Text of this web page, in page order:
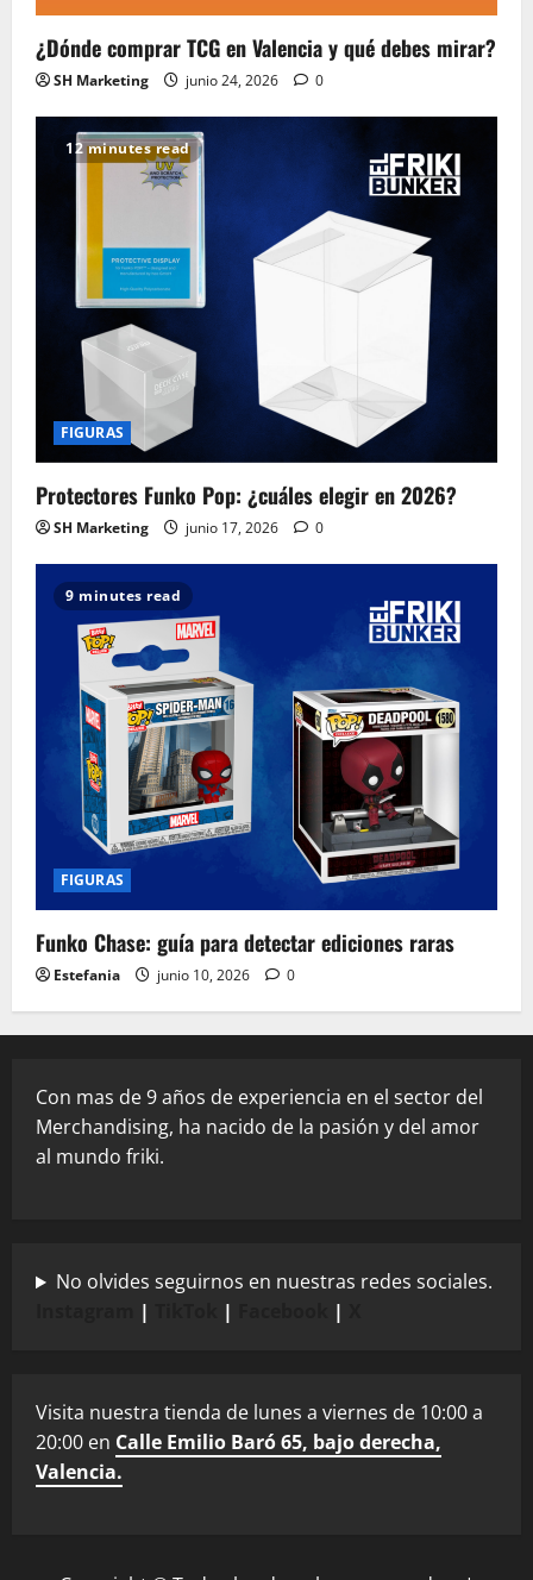
¿Dónde comprar TCG en Valencia y qué debes mirar?
SH Marketing junio 24, 2026 0
12 minutes read
FIGURAS
Protectores Funko Pop: ¿cuáles elegir en 2026?
SH Marketing junio 17, 2026 0
9 minutes read
FIGURAS
Funko Chase: guía para detectar ediciones raras
Estefania junio 10, 2026 0
Con mas de 9 años de experiencia en el sector del
Merchandising, ha nacido de la pasión y del amor
al mundo friki.
No olvides seguirnos en nuestras redes sociales.
| | |
Visita nuestra tienda de lunes a viernes de 10:00 a
20:00 en Calle Emilio Baró 65, bajo derecha,
Valencia.